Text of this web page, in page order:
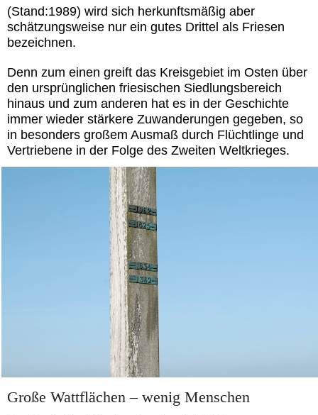
(Stand:1989) wird sich herkunftsmäßig aber
schätzungsweise nur ein gutes Drittel als Friesen
bezeichnen.
Denn zum einen greift das Kreisgebiet im Osten über
den ursprünglichen friesischen Siedlungsbereich
hinaus und zum anderen hat es in der Geschichte
immer wieder stärkere Zuwanderungen gegeben, so
in besonders großem Ausmaß durch Flüchtlinge und
Vertriebene in der Folge des Zweiten Weltkrieges.
Große Wattflächen – wenig Menschen